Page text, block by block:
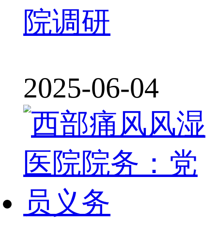
院调研
2025-06-04